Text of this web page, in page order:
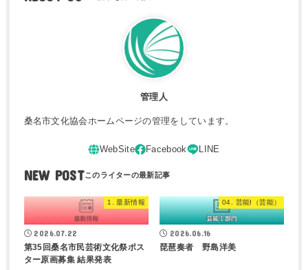
管理人
桑名市文化協会ホームページの管理をしています。
NEW POST
1. 最新情報
2026.07.22
第35回桑名市民芸術文化祭ポス
ター原画募集 結果発表
04. 芸能I（芸能）
2026.06.16
琵琶奏者 野島洋美